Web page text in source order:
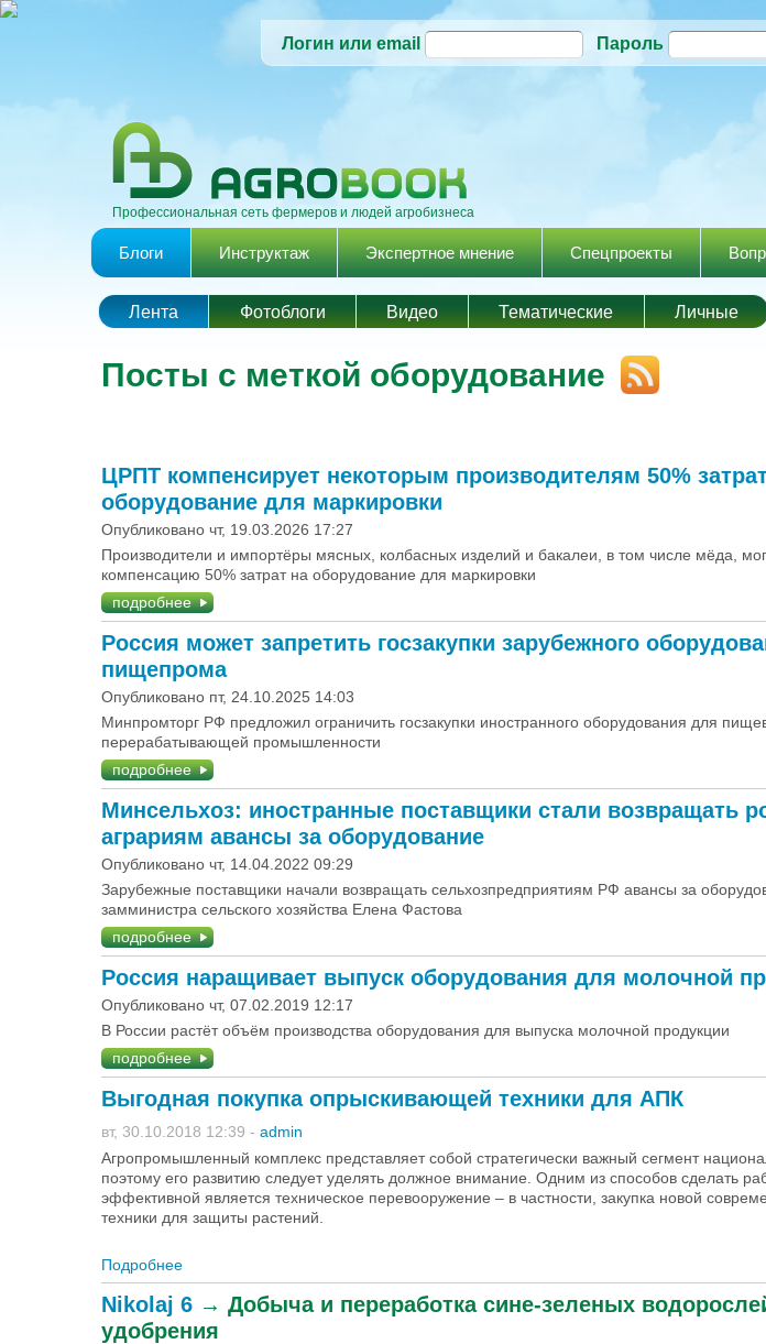
Перейти к
содержанию
Логин или email Пароль
Профессиональная сеть фермеров и людей агробизнеса
Главное меню
Блоги Инструктаж Экспертное мнение Спецпроекты
Лента Фотоблоги Видео Тематические Личные
Посты с меткой оборудование
ЦРПТ компенсирует некоторым производителям 50%
оборудование для маркировки
Опубликовано чт, 19.03.2026 17:27
Производители и импортёры мясных, колбасных изделий и бакалеи, в том числе мёда,
компенсацию 50% затрат на оборудование для маркировки
подробнее
Россия может запретить госзакупки зарубежного
пищепрома
Опубликовано пт, 24.10.2025 14:03
Минпромторг РФ предложил ограничить госзакупки иностранного оборудования для
перерабатывающей промышленности
подробнее
Минсельхоз: иностранные поставщики стали возвращать
аграриям авансы за оборудование
Опубликовано чт, 14.04.2022 09:29
Зарубежные поставщики начали возвращать сельхозпредприятиям РФ авансы за
замминистра сельского хозяйства Елена Фастова
подробнее
Россия наращивает выпуск оборудования для молочной
Опубликовано чт, 07.02.2019 12:17
В России растёт объём производства оборудования для выпуска молочной продукции
подробнее
Выгодная покупка опрыскивающей техники для АПК
вт, 30.10.2018 12:39 - admin
Агропромышленный комплекс представляет собой стратегически важный сегмент
поэтому его развитию следует уделять должное внимание. Одним из способов сделать
эффективной является техническое перевооружение – в частности, закупка новой
техники для защиты растений.
Подробнее
Nikolaj 6 → Добыча и переработка сине-зеленых
удобрения